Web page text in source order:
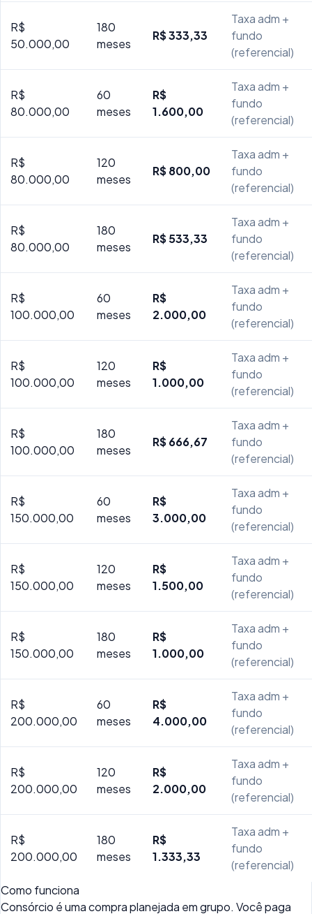
R$
50.000,00
180
meses
R$ 333,33
Taxa adm +
fundo
(referencial)
R$
80.000,00
60
meses
R$
1.600,00
Taxa adm +
fundo
(referencial)
R$
80.000,00
120
meses
R$ 800,00
Taxa adm +
fundo
(referencial)
R$
80.000,00
180
meses
R$ 533,33
Taxa adm +
fundo
(referencial)
R$
100.000,00
60
meses
R$
2.000,00
Taxa adm +
fundo
(referencial)
R$
100.000,00
120
meses
R$
1.000,00
Taxa adm +
fundo
(referencial)
R$
100.000,00
180
meses
R$ 666,67
Taxa adm +
fundo
(referencial)
R$
150.000,00
60
meses
R$
3.000,00
Taxa adm +
fundo
(referencial)
R$
150.000,00
120
meses
R$
1.500,00
Taxa adm +
fundo
(referencial)
R$
150.000,00
180
meses
R$
1.000,00
Taxa adm +
fundo
(referencial)
R$
200.000,00
60
meses
R$
4.000,00
Taxa adm +
fundo
(referencial)
R$
200.000,00
120
meses
R$
2.000,00
Taxa adm +
fundo
(referencial)
R$
200.000,00
180
meses
R$
1.333,33
Taxa adm +
fundo
(referencial)
Como funciona
Consórcio é uma compra planejada em grupo. Você paga